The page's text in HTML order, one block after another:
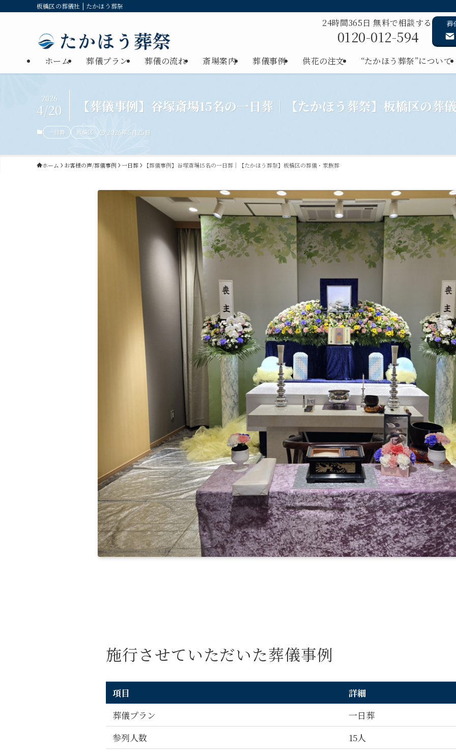
板橋区の葬儀社 | たかほう葬祭
ホーム 葬儀プラン 葬儀の流れ 斎場案内 葬儀事例 供花の注文 “たかほう葬祭”について
24時間365日 無料で相談する
0120-012-594
葬
【葬儀事例】谷塚斎場15名の一日葬｜【たかほう葬祭】板橋区の葬
2026
4/20
一日葬 板橋区 2026年5月25日
ホーム お客様の声/葬儀事例 一日葬 【葬儀事例】谷塚斎場15名の一日葬｜【たかほう葬祭】板橋区の葬儀・家族葬
施行させていただいた葬儀事例
項目
詳細
葬儀プラン
一日葬
参列人数
15人